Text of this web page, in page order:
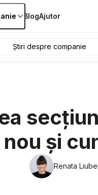
BlogAjutor
Știri despre companie
și
Renata